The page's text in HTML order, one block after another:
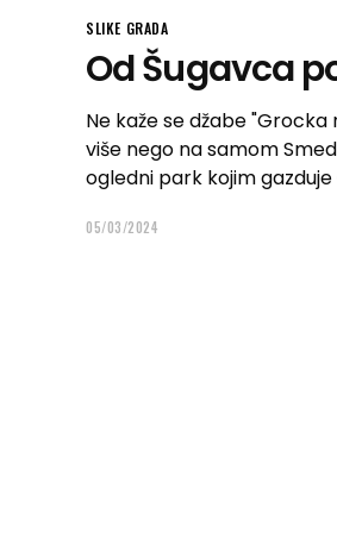
SLIKE GRADA
Od Šugavca
Ne kaže se džabe "Grocka
više nego na samom
ogledni park kojim
05/03/2024